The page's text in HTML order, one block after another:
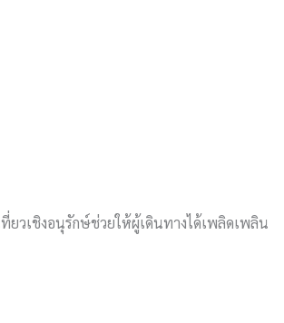
วเชิงอนุรักษ์ช่วยให้ผู้เดินทางได้เพลิดเพลิน